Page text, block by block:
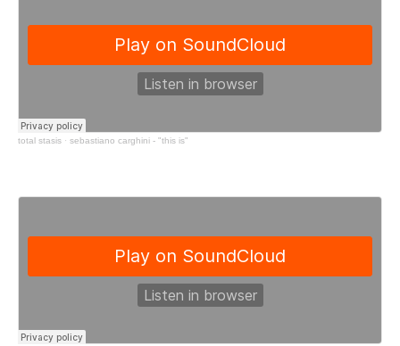
total stasis · sebastiano carghini - "this is"